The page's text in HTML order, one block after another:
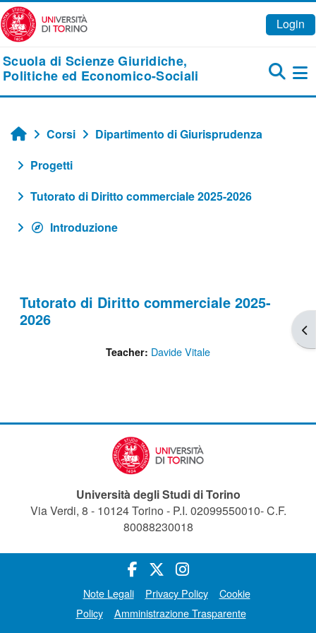
Vai al contenuto principale
Login
Scuola di Scienze Giuridiche,
Politiche ed Economico-Sociali
Home
Corsi
Dipartimento di Giurisprudenza
Progetti
Tutorato di Diritto commerciale 2025-2026
Introduzione
Tutorato di Diritto commerciale 2025-
2026
Teacher: Davide Vitale
Università degli Studi di Torino
Via Verdi, 8 - 10124 Torino - P.I. 02099550010- C.F.
80088230018
Note Legali Privacy Policy
Cookie
Policy
Amministrazione Trasparente